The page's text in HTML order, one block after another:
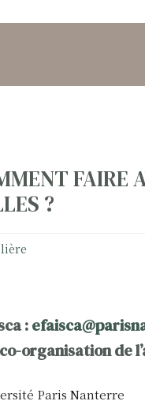
FAIRE
?
:
organisation de
Paris Nanterre